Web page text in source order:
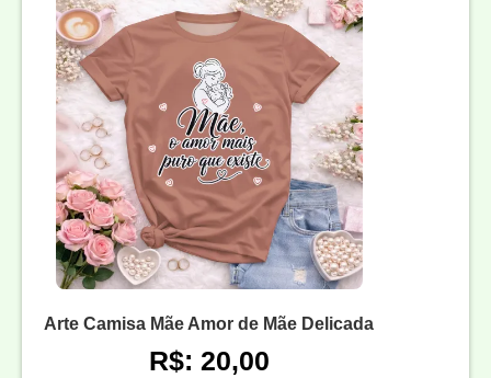
Arte Camisa Mãe Amor de Mãe Delicada
R$: 20,00